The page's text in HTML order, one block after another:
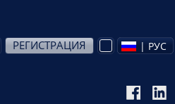
РЕГИСТРАЦИЯ | РУС